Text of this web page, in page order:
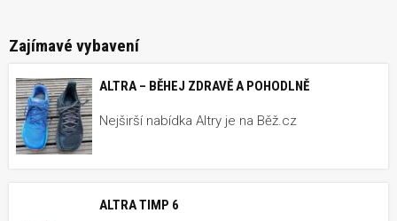
Zajímavé vybavení
ALTRA – BĚHEJ ZDRAVĚ A POHODLNĚ
Nejširší nabídka Altry je na Běž.cz
ALTRA TIMP 6